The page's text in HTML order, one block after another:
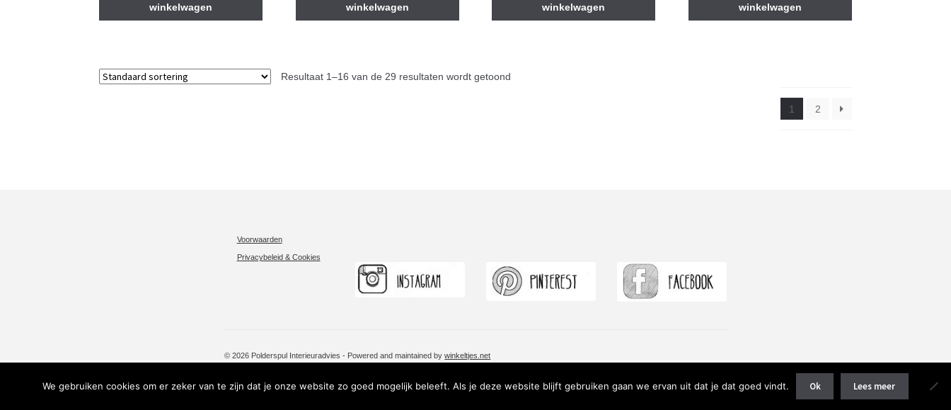
winkelwagen
winkelwagen
winkelwagen
winkelwagen
Resultaat 1–16 van de 29 resultaten wordt getoond
1 2
Voorwaarden
Privacybeleid & Cookies
© 2026 Polderspul Interieuradvies - Powered and maintained bywinkeltjes.net
We gebruiken cookies om er zeker van te zijn dat je onze website zo goed mogelijk beleeft. Als je deze website blijft gebruiken gaan we ervan uit dat je dat goed vindt. Ok Lees meer